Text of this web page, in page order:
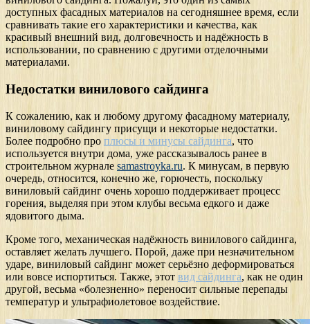
доступных фасадных материалов на сегодняшнее время, если
сравнивать такие его характеристики и качества, как
красивый внешний вид, долговечность и надёжность в
использовании, по сравнению с другими отделочными
материалами.
Недостатки винилового сайдинга
К сожалению, как и любому другому фасадному материалу,
виниловому сайдингу присущи и некоторые недостатки.
Более подробно про плюсы и минусы сайдинга, что
используется внутри дома, уже рассказывалось ранее в
строительном журнале samastroyka.ru. К минусам, в первую
очередь, относится, конечно же, горючесть, поскольку
виниловый сайдинг очень хорошо поддерживает процесс
горения, выделяя при этом клубы весьма едкого и даже
ядовитого дыма.
Кроме того, механическая надёжность винилового сайдинга,
оставляет желать лучшего. Порой, даже при незначительном
ударе, виниловый сайдинг может серьёзно деформироваться
или вовсе испортиться. Также, этот вид сайдинга, как не один
другой, весьма «болезненно» переносит сильные перепады
температур и ультрафиолетовое воздействие.